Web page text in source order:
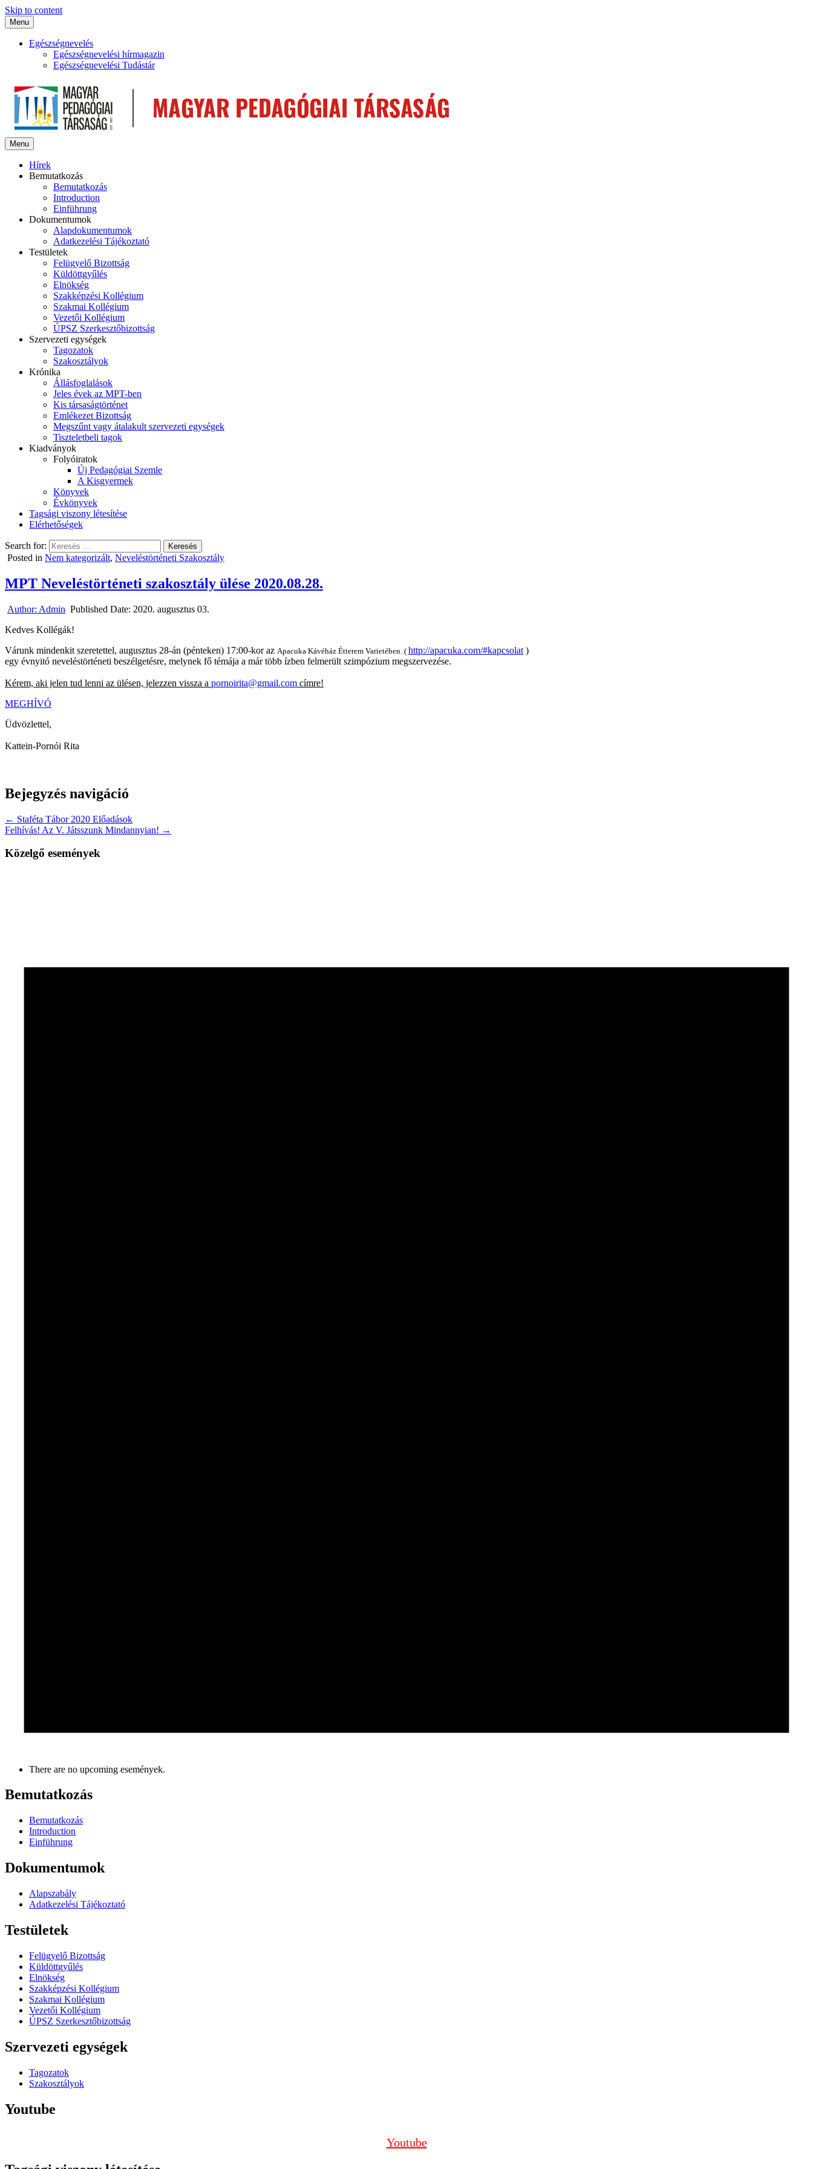
Skip to content
Menu
Egészségnevelés
Egészségnevelési hírmagazin
Egészségnevelési Tudástár
Menu
Hírek
Bemutatkozás
Bemutatkozás
Introduction
Einführung
Dokumentumok
Alapdokumentumok
Adatkezelési Tájékoztató
Testületek
Felügyelő Bizottság
Küldöttgyűlés
Elnökség
Szakképzési Kollégium
Szakmai Kollégium
Vezetői Kollégium
ÚPSZ Szerkesztőbizottság
Szervezeti egységek
Tagozatok
Szakosztályok
Krónika
Állásfoglalások
Jeles évek az MPT-ben
Kis társaságtörténet
Emlékezet Bizottság
Megszűnt vagy átalakult szervezeti egységek
Tiszteletbeli tagok
Kiadványok
Folyóiratok
Új Pedagógiai Szemle
A Kisgyermek
Könyvek
Évkönyvek
Tagsági viszony létesítése
Elérhetőségek
Search for:
Posted in Nem kategorizált, Neveléstörténeti Szakosztály
MPT Neveléstörténeti szakosztály ülése 2020.08.28.
Author: Admin Published Date: 2020. augusztus 03.
Kedves Kollégák!
Várunk mindenkit szeretettel, augusztus 28-án (pénteken) 17:00-kor az Apacuka Kávéház Étterem Varietében. ( http://apacuka.com/#kapcsolat )
egy évnyitó neveléstörténeti beszélgetésre, melynek fő témája a már több ízben felmerült szimpózium megszervezése.
Kérem, aki jelen tud lenni az ülésen, jelezzen vissza a pornoirita@gmail.com címre!
MEGHÍVÓ
Üdvözlettel,
Kattein-Pornói Rita
Bejegyzés navigáció
← Staféta Tábor 2020 Előadások
Felhívás! Az V. Játsszunk Mindannyian! →
Közelgő események
There are no upcoming események.
Bemutatkozás
Bemutatkozás
Introduction
Einführung
Dokumentumok
Alapszabály
Adatkezelési Tájékoztató
Testületek
Felügyelő Bizottság
Küldöttgyűlés
Elnökség
Szakképzési Kollégium
Szakmai Kollégium
Vezetői Kollégium
ÚPSZ Szerkesztőbizottság
Szervezeti egységek
Tagozatok
Szakosztályok
Youtube
Youtube